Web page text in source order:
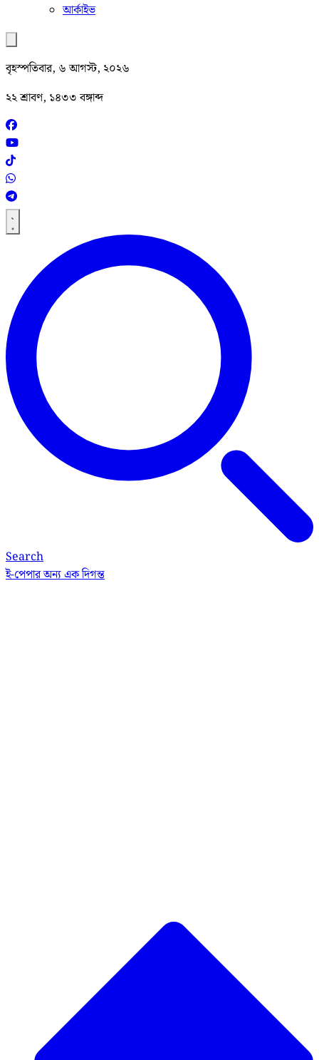
আর্কাইভ
বৃহস্পতিবার, ৬ আগস্ট, ২০২৬
২২ শ্রাবণ, ১৪৩৩ বঙ্গাব্দ
Search
ই-পেপারঅন্য এক দিগন্ত